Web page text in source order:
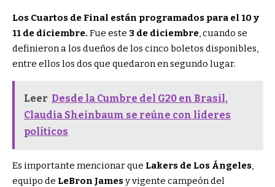
Los Cuartos de Final están programados para el 10 y
11 de diciembre. Fue este 3 de diciembre, cuando se
definieron a los dueños de los cinco boletos disponibles,
entre ellos los dos que quedaron en segundo lugar.
Leer Desde la Cumbre del G20 en Brasil,
Claudia Sheinbaum se reúne con líderes
políticos
Es importante mencionar que Lakers de Los Ángeles,
equipo de LeBron Jamesy vigente campeón del